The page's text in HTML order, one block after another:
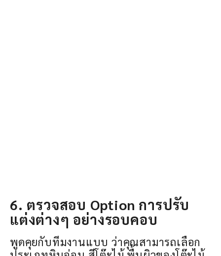
6. ตรวจสอบ Option การปรับ
แต่งต่างๆ อย่างรอบคอบ
พูดคุยกับทีมงานแบบ ว่าคุณสามารถเลือก